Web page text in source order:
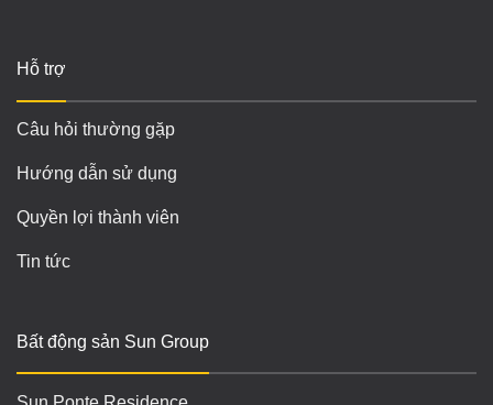
Hỗ trợ
Câu hỏi thường gặp
Hướng dẫn sử dụng
Quyền lợi thành viên
Tin tức
Bất động sản Sun Group